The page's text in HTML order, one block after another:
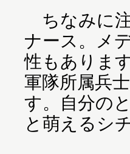
ちなみに
ナース。メ
性もありま
軍隊所属兵
す。自分の
と萌えるシ